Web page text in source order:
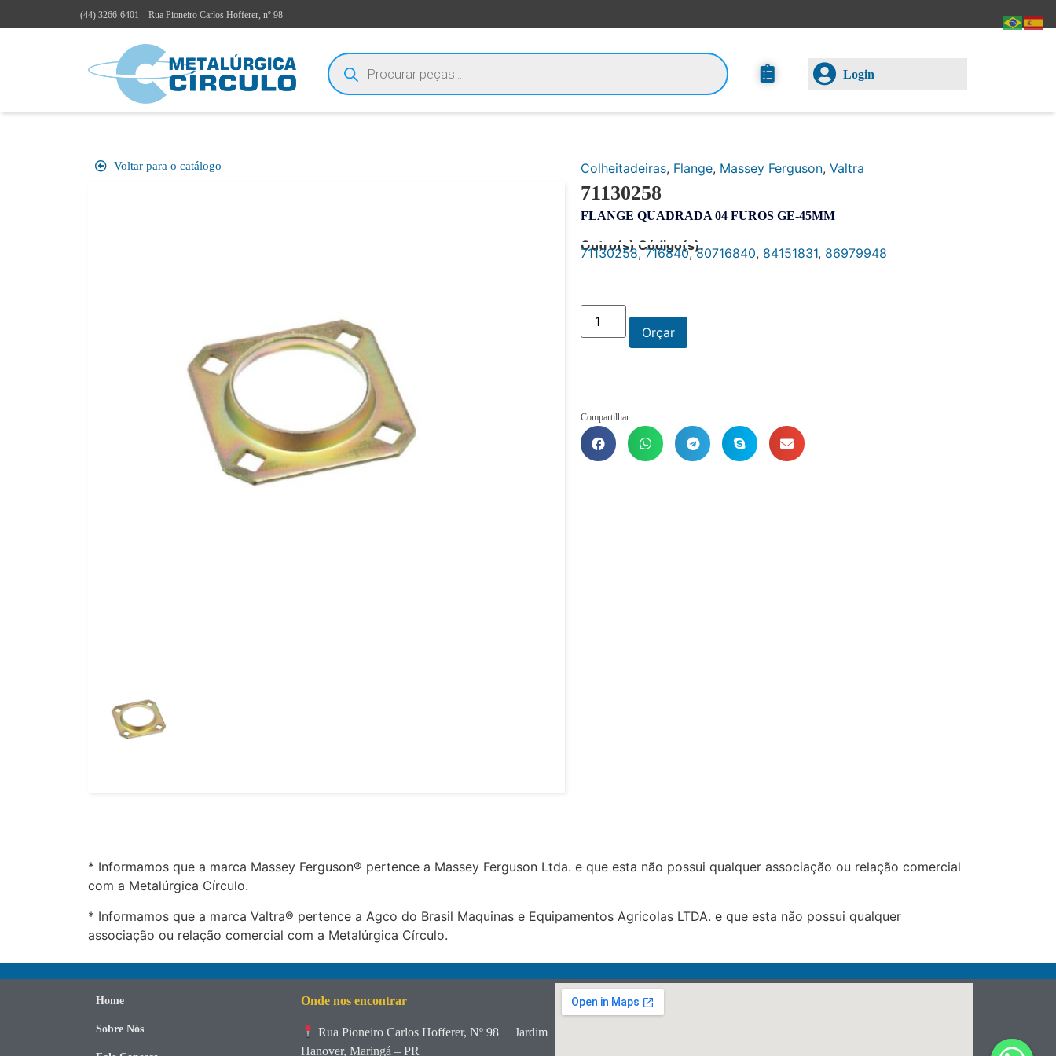
(44) 3266-6401 – Rua Pioneiro Carlos Hofferer, nº 98
Login
Voltar para o catálogo Colheitadeiras, Flange, Massey Ferguson, Valtra
71130258
FLANGE QUADRADA 04 FUROS GE-45MM
Outro(s) Código(s):
71130258,716840,80716840, 84151831, 86979948
Orçar
Compartilhar:
* Informamos que a marca Massey Ferguson® pertence a Massey Ferguson Ltda. e que esta não possui qualquer associação ou relação comercial
com a Metalúrgica Círculo.
* Informamos que a marca Valtra® pertence a Agco do Brasil Maquinas e Equipamentos Agricolas LTDA. e que esta não possui qualquer
associação ou relação comercial com a Metalúrgica Círculo.
Home
Sobre Nós
Onde nos encontrar
Rua Pioneiro Carlos Hofferer, Nº 98
Jardim
Hanover, Maringá – PR